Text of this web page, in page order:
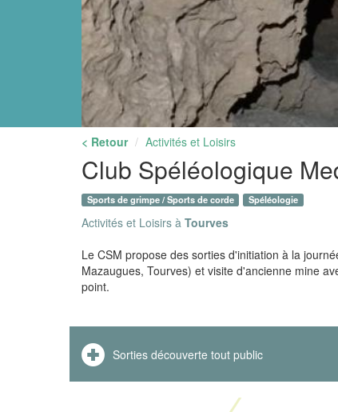
< Retour Activités et Loisirs
Club Spéléologique
Sports de grimpe / Sports de corde Spéléologie
Activités et Loisirs à Tourves
Le CSM propose des sorties d'initiation à la
Mazaugues, Tourves) et visite d'ancienne mine
point.
Sorties découverte tout public